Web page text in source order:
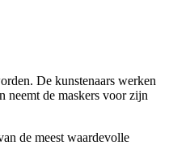
De kunstenaars werken
de maskers voor zijn
de meest waardevolle